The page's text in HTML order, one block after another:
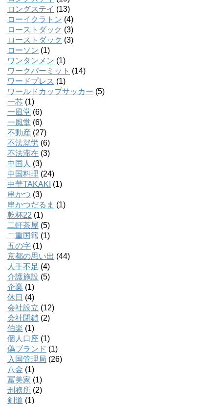
ロングステイ (13)
ローイクラトン (4)
ローストダック (3)
ローストダック (3)
ローソン (1)
ワンタンメン (1)
ワークパーミット (14)
ワードプレス (1)
ワールドカップサッカー (5)
一芯 (1)
一風堂 (6)
一風堂 (6)
不動産 (27)
不法就労 (6)
不法滞在 (3)
中国人 (3)
中国料理 (24)
中華TAKAKI (1)
串かつ (3)
串かつだるま (1)
乾杯22 (1)
二軒茶屋 (5)
二重国籍 (1)
五の字 (1)
京都の思い出 (44)
人手不足 (4)
介護施設 (5)
企業 (1)
休日 (4)
会社設立 (12)
会社閉鎖 (2)
伯楽 (1)
個人口座 (1)
偽ブランド (1)
入国管理局 (26)
八金 (1)
冨美家 (1)
刑務所 (2)
剣道 (1)